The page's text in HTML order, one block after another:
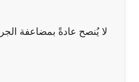
لا يُنصح عادةً بمضاعفة